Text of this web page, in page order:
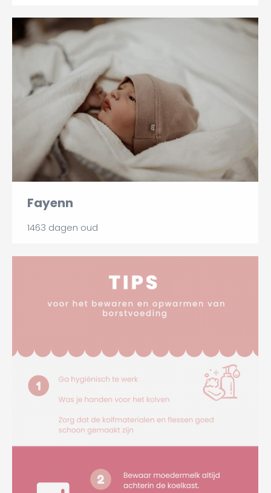
Fayenn
1463 dagen oud